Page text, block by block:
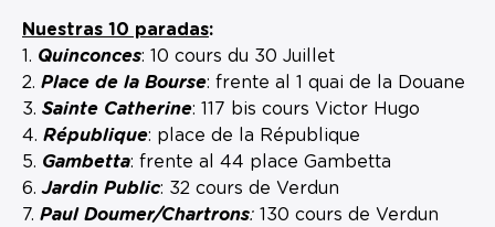
Nuestras 10 paradas:
1. Quinconces: 10 cours du 30 Juillet
2. Place de la Bourse: frente al 1 quai de la Douane
3. Sainte Catherine: 117 bis cours Victor Hugo
4. République: place de la République
5. Gambetta: frente al 44 place Gambetta
6.Jardin Public: 32 cours de Verdun
7. Paul Doumer/Chartrons: 130 cours de Verdun